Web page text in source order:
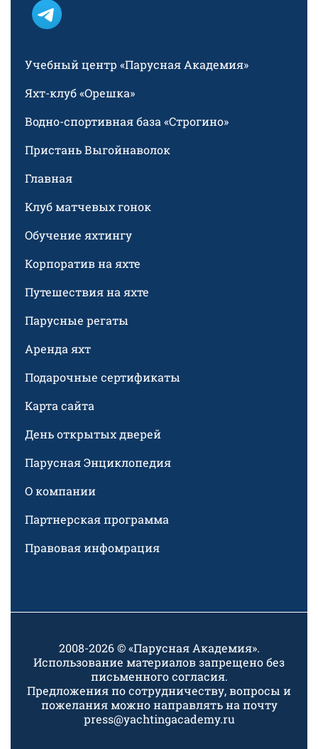
Учебный центр «Парусная Академия»
Яхт-клуб «Орешка»
Водно-спортивная база «Строгино»
Пристань Выгойнаволок
Главная
Клуб матчевых гонок
Обучение яхтингу
Корпоратив на яхте
Путешествия на яхте
Парусные регаты
Аренда яхт
Подарочные сертификаты
Карта сайта
День открытых дверей
Парусная Энциклопедия
О компании
Партнерская программа
Правовая инфомрация
2008-2026 © «Парусная Академия».
Использование материалов запрещено без
письменного согласия.
Предложения по сотрудничеству, вопросы и
пожелания можно направлять на почту
press@yachtingacademy.ru